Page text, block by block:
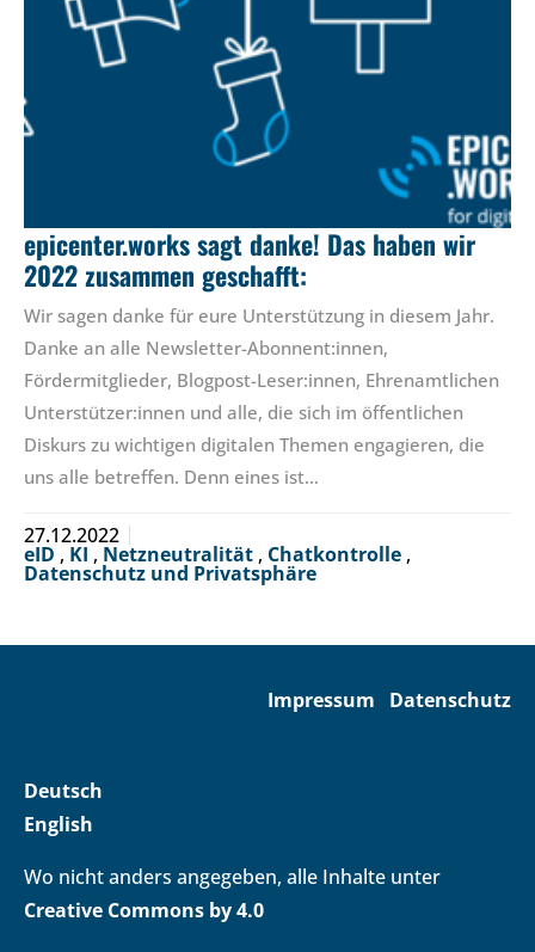
epicenter.works sagt danke! Das haben wir
2022 zusammen geschafft:
Wir sagen danke für eure Unterstützung in diesem Jahr.
Danke an alle Newsletter-Abonnent:innen,
Fördermitglieder, Blogpost-Leser:innen, Ehrenamtlichen
Unterstützer:innen und alle, die sich im öffentlichen
Diskurs zu wichtigen digitalen Themen engagieren, die
uns alle betreffen. Denn eines ist…
27.12.2022
eID , KI , Netzneutralität , Chatkontrolle ,
Datenschutz und Privatsphäre
Impressum Datenschutz
Deutsch
English
Wo nicht anders angegeben, alle Inhalte unter
Creative Commons by 4.0